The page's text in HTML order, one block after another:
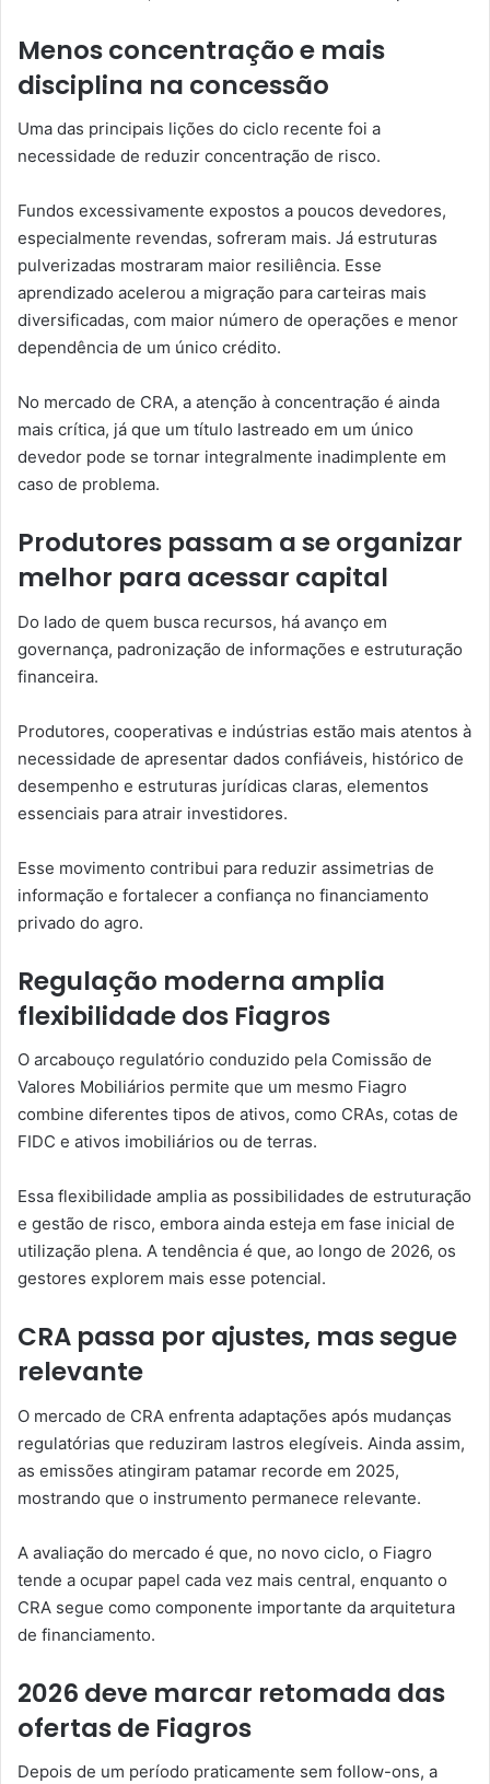
Menos concentração e mais
disciplina na concessão
Uma das principais lições do ciclo recente foi a
necessidade de reduzir concentração de risco.
Fundos excessivamente expostos a poucos devedores,
especialmente revendas, sofreram mais. Já estruturas
pulverizadas mostraram maior resiliência. Esse
aprendizado acelerou a migração para carteiras mais
diversificadas, com maior número de operações e menor
dependência de um único crédito.
No mercado de CRA, a atenção à concentração é ainda
mais crítica, já que um título lastreado em um único
devedor pode se tornar integralmente inadimplente em
caso de problema.
Produtores passam a se organizar
melhor para acessar capital
Do lado de quem busca recursos, há avanço em
governança, padronização de informações e estruturação
financeira.
Produtores, cooperativas e indústrias estão mais atentos à
necessidade de apresentar dados confiáveis, histórico de
desempenho e estruturas jurídicas claras, elementos
essenciais para atrair investidores.
Esse movimento contribui para reduzir assimetrias de
informação e fortalecer a confiança no financiamento
privado do agro.
Regulação moderna amplia
flexibilidade dos Fiagros
O arcabouço regulatório conduzido pela Comissão de
Valores Mobiliários permite que um mesmo Fiagro
combine diferentes tipos de ativos, como CRAs, cotas de
FIDC e ativos imobiliários ou de terras.
Essa flexibilidade amplia as possibilidades de estruturação
e gestão de risco, embora ainda esteja em fase inicial de
utilização plena. A tendência é que, ao longo de 2026, os
gestores explorem mais esse potencial.
CRA passa por ajustes, mas segue
relevante
O mercado de CRA enfrenta adaptações após mudanças
regulatórias que reduziram lastros elegíveis. Ainda assim,
as emissões atingiram patamar recorde em 2025,
mostrando que o instrumento permanece relevante.
A avaliação do mercado é que, no novo ciclo, o Fiagro
tende a ocupar papel cada vez mais central, enquanto o
CRA segue como componente importante da arquitetura
de financiamento.
2026 deve marcar retomada das
ofertas de Fiagros
Depois de um período praticamente sem follow-ons, a